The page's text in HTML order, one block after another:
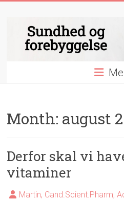
og
forebyggelse
videnskab
indenfor
og
forebyggelse
Month: august
Derfor skal vi
vitaminer
Martin, Cand.Scient.Pharm,